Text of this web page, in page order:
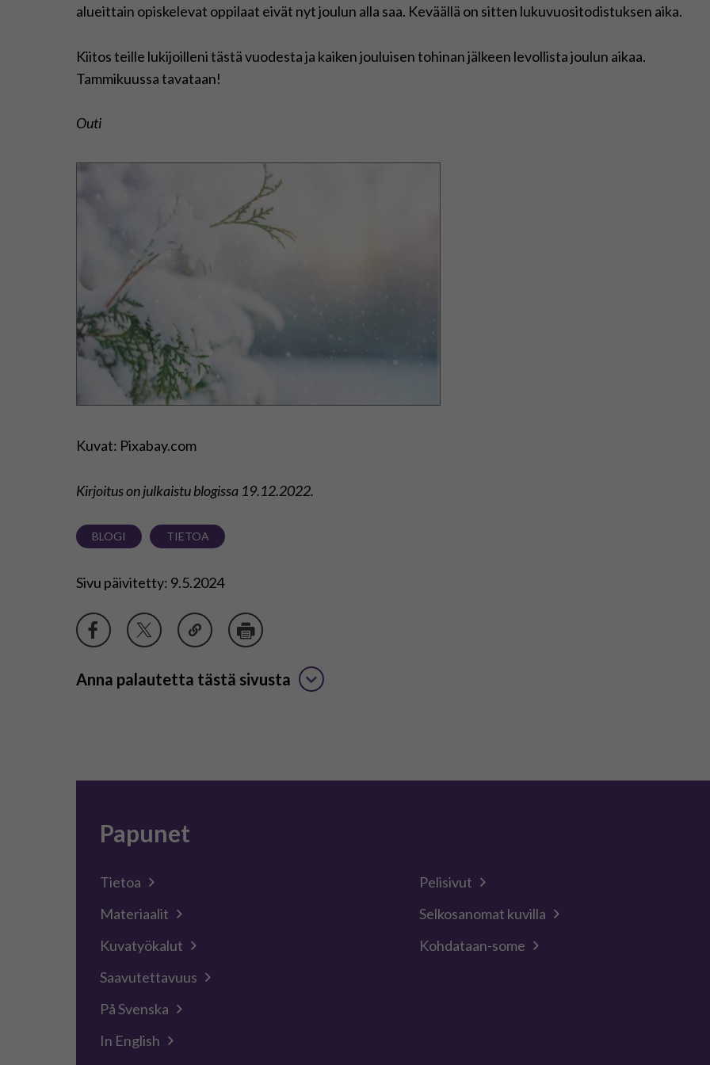
alueittain opiskelevat oppilaat eivät nyt joulun alla saa. Keväällä on sitten lukuvuositodistuksen aika.
Kiitos teille lukijoilleni tästä vuodesta ja kaiken jouluisen tohinan jälkeen levollista joulun aikaa.
Tammikuussa tavataan!
Outi
Kuvat: Pixabay.com
Kirjoitus on julkaistu blogissa 19.12.2022.
BLOGI TIETOA
Sivu päivitetty: 9.5.2024
Anna palautetta tästä sivusta
Papunet
Tietoa
Materiaalit
Kuvatyökalut
Saavutettavuus
På Svenska
In English
Pelisivut
Selkosanomat kuvilla
Kohdataan-some